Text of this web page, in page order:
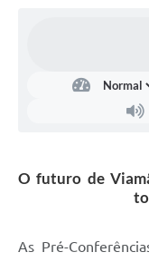
O futuro de
As Pré-